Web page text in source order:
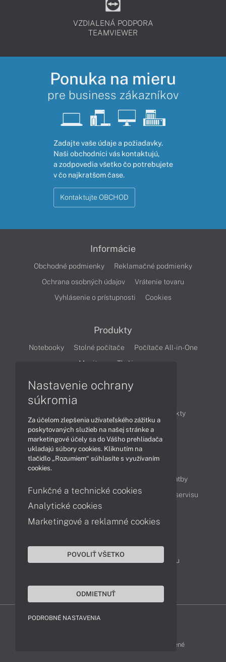
VZDIALENÁ PODPORA
TEAMVIEWER
Ponuka na mieru
pre business zákazníkov
Zadajte vaše údaje a požiadavky.
Naši obchodníci vás kontaktujú,
a zodpovedia všetko čo potrebujete
v čo najkratšom čase.
Kontaktujte OBCHOD
Informácie
Obchodné podmienky
Reklamačné podmienky
Ochrana osobných údajov
Vrátenie tovaru
Vyhlásenie o prístupnosti
Cookies
Produkty
Notebooky Stolné počítače
Počítače All-in-One
Monitory
Tlačiarne
Produkty
Technológie
Videá
Obsah
Možnosti doručenia a platby
Podpora a servis
Servisné služby Cenník servisu
Kontakty
043 4224 771
Obchodné oddelenie
Reklamácia tovaru
HP-SHOP © 2012 - 2026 Všetky práva vyhradené
Nastavenie ochrany
súkromia
Za účelom zlepšenia užívateľského zážitku a
poskytovaných služieb na našej stránke a
marketingové účely sa do Vášho prehliadača
ukladajú súbory cookies. Kliknutím na
tlačidlo „Rozumiem“ súhlasíte s využívaním
cookies.
Funkčné a technické cookies
Analytické cookies
Marketingové a reklamné cookies
POVOLIŤ VŠETKO
ODMIETNUŤ
PODROBNÉ NASTAVENIA